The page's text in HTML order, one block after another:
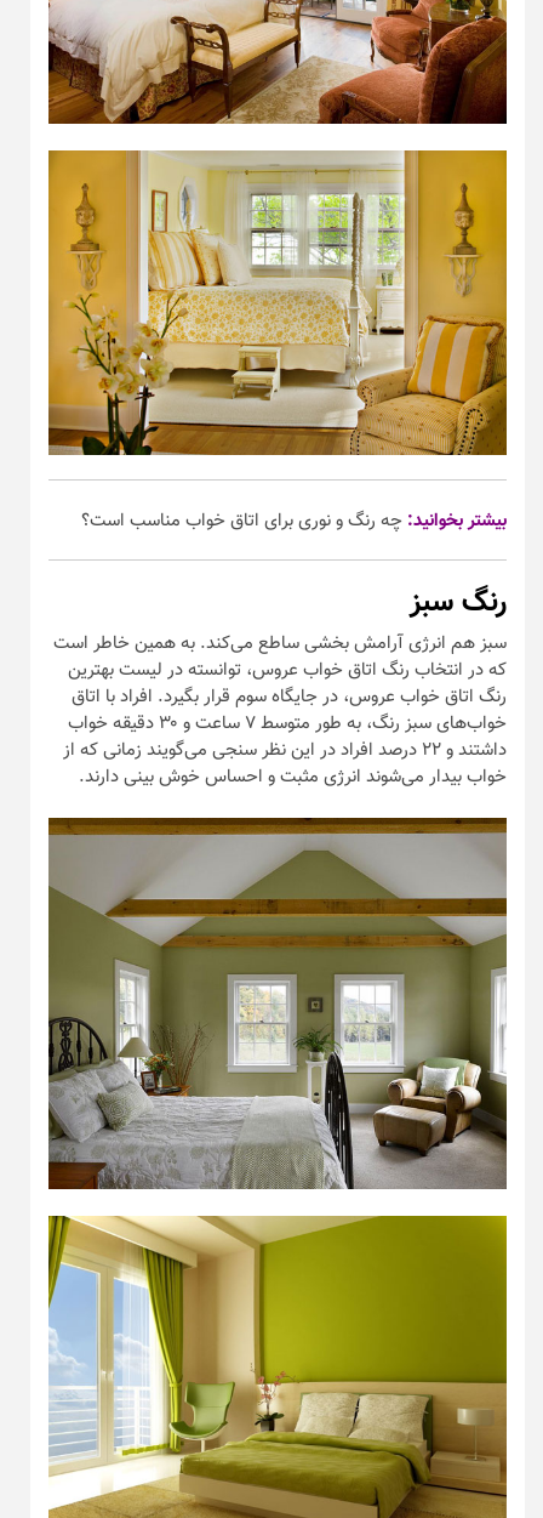
بیشتر بخوانید: چه رنگ و نوری برای اتاق خواب مناسب است؟
رنگ سبز
سبز هم انرژی آرامش بخشی ساطع می‌کند. به همین خاطر است
که در انتخاب رنگ اتاق خواب عروس، توانسته در لیست بهترین
رنگ اتاق خواب عروس، در جایگاه سوم قرار بگیرد. افراد با اتاق
خواب‌های سبز رنگ، به طور متوسط ۷ ساعت و ۳۰ دقیقه خواب
داشتند و ۲۲ درصد افراد در این نظر سنجی می‌گویند زمانی که از
خواب بیدار می‌شوند انرژی مثبت و احساس خوش بینی دارند.